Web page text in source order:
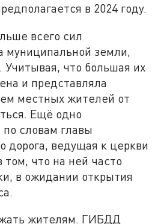
в 2024 году.
всего сил
муниципальной земли,
Учитывая, что большая их
и представляла
местных жителей от
Ещё одно
словам главы
дорога, ведущая к церкви
что на ней часто
в ожидании открытия
жителям. ГИБДД